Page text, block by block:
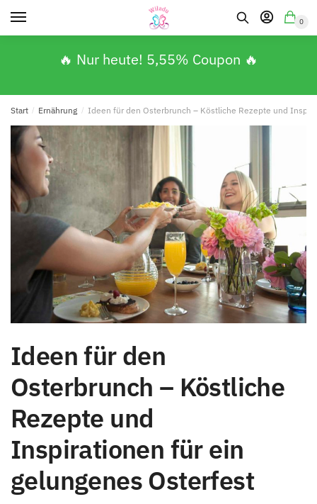
0
🔥 Nur heute! 5,55% Coupon 🔥
Start / Ernährung / Ideen für den Osterbrunch – Köstliche Rezepte und
Ideen für den
Osterbrunch – Köstliche
Rezepte und
Inspirationen für ein
gelungenes Osterfest